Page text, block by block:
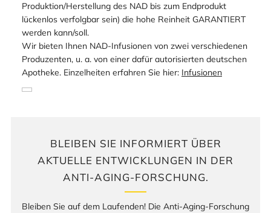
Produktion/Herstellung des NAD bis zum Endprodukt
lückenlos verfolgbar sein) die hohe Reinheit GARANTIERT
werden kann/soll.
Wir bieten Ihnen NAD-Infusionen von zwei verschiedenen
Produzenten, u. a. von einer dafür autorisierten deutschen
Apotheke. Einzelheiten erfahren Sie hier: Infusionen
BLEIBEN SIE INFORMIERT ÜBER
AKTUELLE ENTWICKLUNGEN IN DER
ANTI-AGING-FORSCHUNG.
Bleiben Sie auf dem Laufenden! Die Anti-Aging-Forschung